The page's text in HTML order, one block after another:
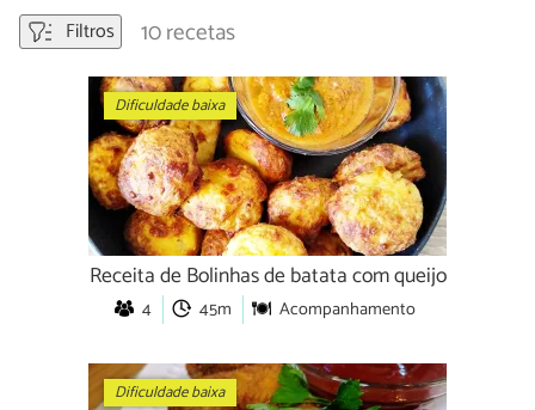
Filtros
10 recetas
Dificuldade baixa
Receita de Bolinhas de batata com queijo
4 45m Acompanhamento
Dificuldade baixa